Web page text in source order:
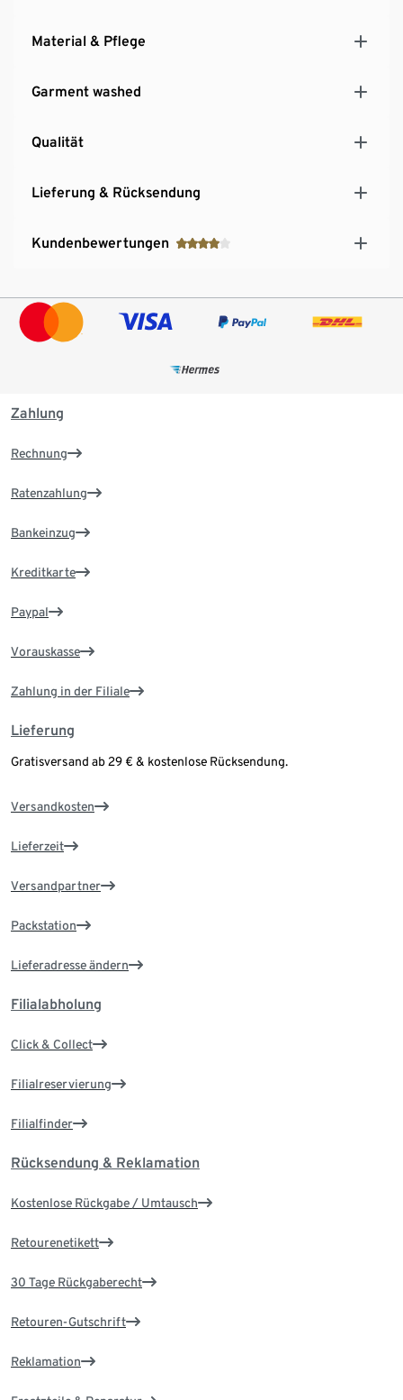
Material & Pflege
Garment washed
Qualität
Lieferung & Rücksendung
Kundenbewertungen
Zahlung
Rechnung
Ratenzahlung
Bankeinzug
Kreditkarte
Paypal
Vorauskasse
Zahlung in der Filiale
Lieferung
Gratisversand ab 29 € & kostenlose Rücksendung.
Versandkosten
Lieferzeit
Versandpartner
Packstation
Lieferadresse ändern
Filialabholung
Click & Collect
Filialreservierung
Filialfinder
Rücksendung & Reklamation
Kostenlose Rückgabe / Umtausch
Retourenetikett
30 Tage Rückgaberecht
Retouren-Gutschrift
Reklamation